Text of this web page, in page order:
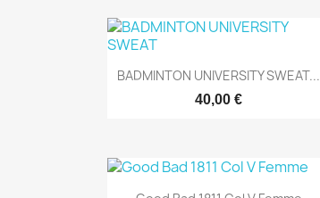
Aperçu rapide
BADMINTON UNIVERSITY SWEAT...
40,00 €